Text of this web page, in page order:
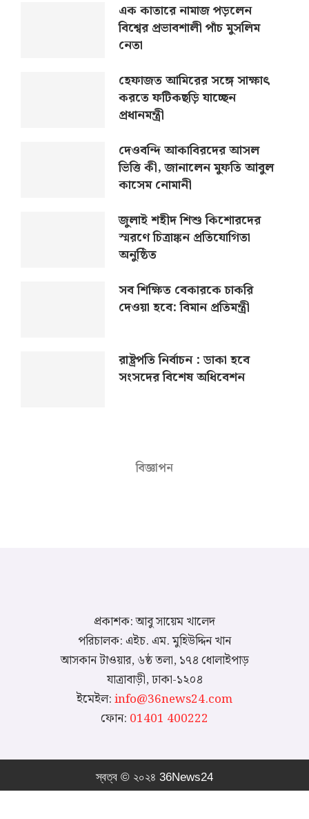
এক কাতারে নামাজ পড়লেন
বিশ্বের প্রভাবশালী পাঁচ মুসলিম
নেতা
হেফাজত আমিরের সঙ্গে সাক্ষাৎ
করতে ফটিকছড়ি যাচ্ছেন
প্রধানমন্ত্রী
দেওবন্দি আকাবিরদের আসল
ভিত্তি কী, জানালেন মুফতি আবুল
কাসেম নোমানী
জুলাই শহীদ শিশু কিশোরদের
স্মরণে চিত্রাঙ্কন প্রতিযোগিতা
অনুষ্ঠিত
সব শিক্ষিত বেকারকে চাকরি
দেওয়া হবে: বিমান প্রতিমন্ত্রী
রাষ্ট্রপতি নির্বাচন : ডাকা হবে
সংসদের বিশেষ অধিবেশন
বিজ্ঞাপন
প্রকাশক: আবু সায়েম খালেদ
পরিচালক: এইচ. এম. মুহিউদ্দিন খান
আসকান টাওয়ার, ৬ষ্ঠ তলা, ১৭৪ ধোলাইপাড়
যাত্রাবাড়ী, ঢাকা-১২০৪
ইমেইল:info@36news24.com
ফোন: 01401 400222
স্বত্ব © ২০২৪ 36News24